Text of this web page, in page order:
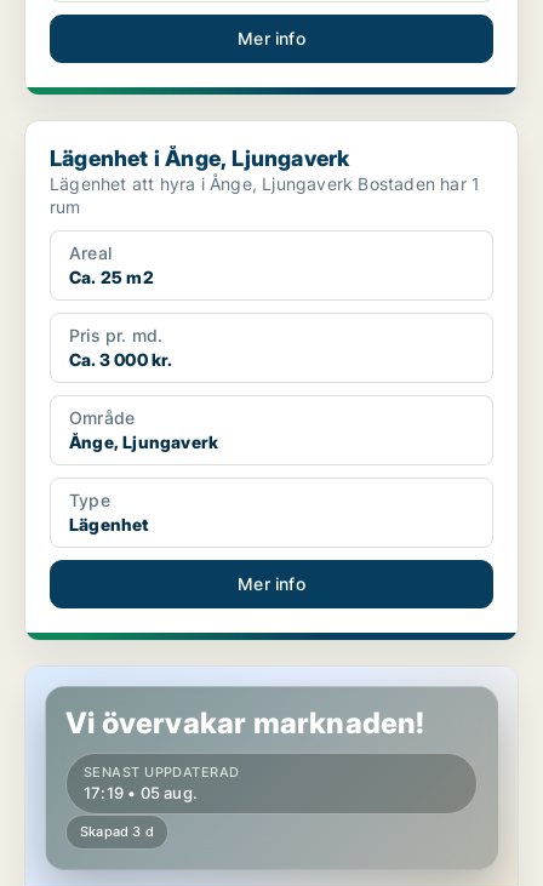
Mer info
Lägenhet i Ånge, Ljungaverk
Lägenhet i Ånge, Ljungaverk
Lägenhet att hyra i Ånge, Ljungaverk Bostaden har 1
rum
Areal
Ca. 25 m2
Pris pr. md.
Ca. 3 000 kr.
Område
Ånge, Ljungaverk
Type
Lägenhet
Mer info
Lägenhet i Härnösand
Vi övervakar marknaden!
SENAST UPPDATERAD
17:19 • 05 aug.
Skapad 3 d